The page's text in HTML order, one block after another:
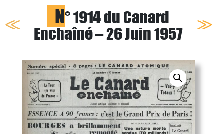
N° 1914 du Canard
Enchaîné – 26 Juin 1957